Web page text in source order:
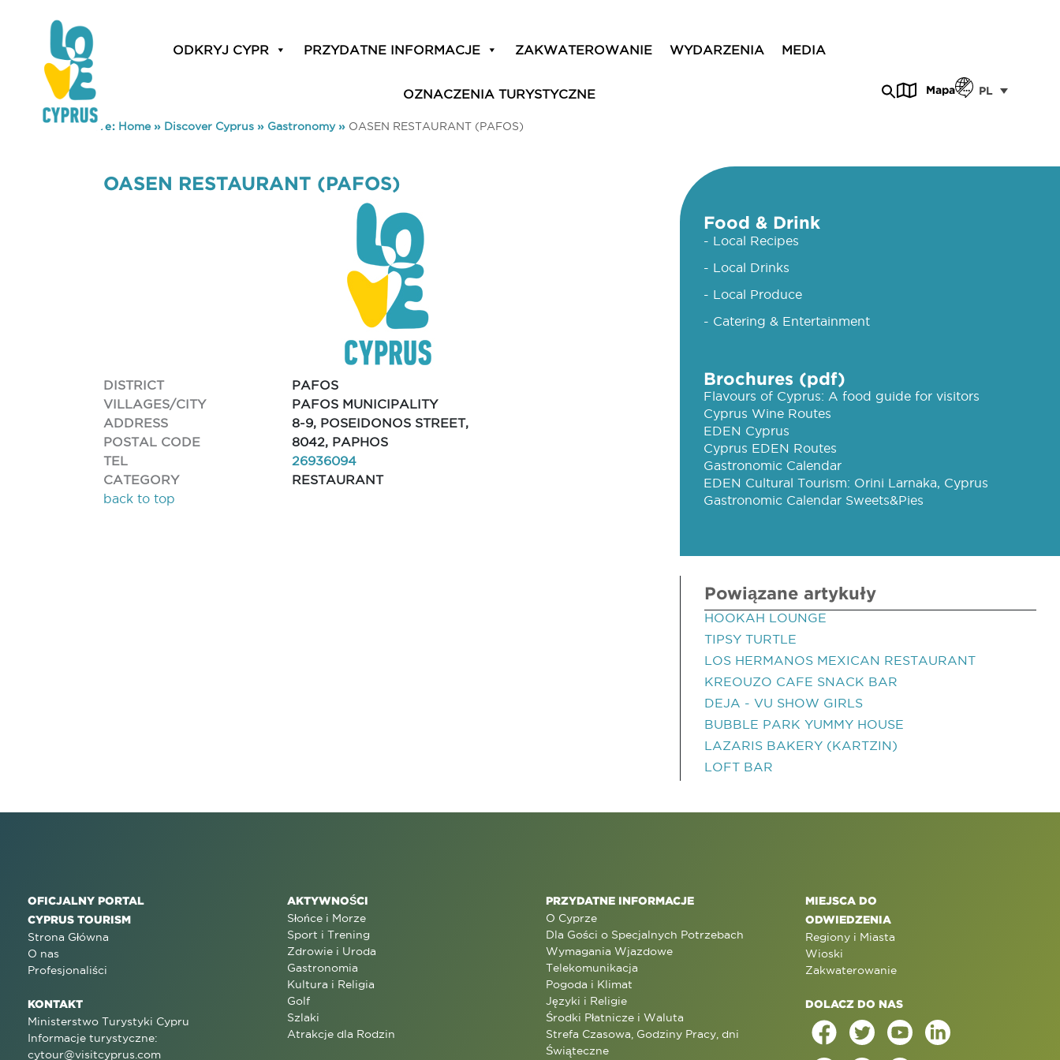
ODKRYJ CYPR PRZYDATNE INFORMACJE ZAKWATEROWANIE WYDARZENIA MEDIA
OZNACZENIA TURYSTYCZNE Mapa PL
You are here: Home» Discover Cyprus » Gastronomy» OASEN RESTAURANT (PAFOS)
OASEN RESTAURANT (PAFOS)
DISTRICT
PAFOS
VILLAGES/CITY
PAFOS MUNICIPALITY
ADDRESS
8-9, POSEIDONOS STREET,
POSTAL CODE
8042, PAPHOS
TEL
26936094
CATEGORY
RESTAURANT
back to top
Food & Drink
- Local Recipes
- Local Drinks
- Local Produce
- Catering & Entertainment
Brochures (pdf)
Flavours of Cyprus: A food guide for visitors
Cyprus Wine Routes
EDEN Cyprus
Cyprus EDEN Routes
Gastronomic Calendar
EDEN Cultural Tourism: Orini Larnaka, Cyprus
Gastronomic Calendar Sweets&Pies
Powiązane artykuły
HOOKAH LOUNGE
TIPSY TURTLE
LOS HERMANOS MEXICAN RESTAURANT
KREOUZO CAFE SNACK BAR
DEJA - VU SHOW GIRLS
BUBBLE PARK YUMMY HOUSE
LAZARIS BAKERY (KARTZIN)
LOFT BAR
OFICJALNY PORTAL
CYPRUS TOURISM
Strona Główna
O nas
Profesjonaliści
KONTAKT
Ministerstwo Turystyki Cypru
Informacje turystyczne:
cytour@visitcyprus.com
AKTYWNOŚCI
Słońce i Morze
Sport i Trening
Zdrowie i Uroda
Gastronomia
Kultura i Religia
Golf
Szlaki
Atrakcje dla Rodzin
PRZYDATNE INFORMACJE
O Cyprze
Dla Gości o Specjalnych Potrzebach
Wymagania Wjazdowe
Telekomunikacja
Pogoda i Klimat
Języki i Religie
Środki Płatnicze i Waluta
Strefa Czasowa, Godziny Pracy, dni
Świąteczne
MIEJSCA DO
ODWIEDZENIA
Regiony i Miasta
Wioski
Zakwaterowanie
DOLACZ DO NAS